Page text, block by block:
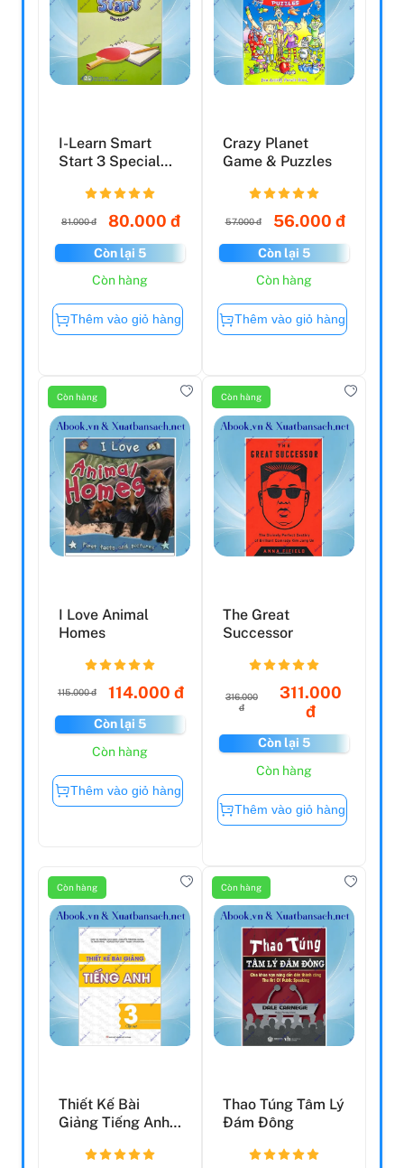
I-Learn Smart
Start 3 Special
(Workbook)
81.000 đ 80.000 đ
Còn lại 5
Còn hàng
Thêm vào giỏ hàng
Crazy Planet
Game & Puzzles
57.000 đ 56.000 đ
Còn lại 5
Còn hàng
Thêm vào giỏ hàng
Còn hàng
I Love Animal
Homes
115.000 đ 114.000 đ
Còn lại 5
Còn hàng
Thêm vào giỏ hàng
Còn hàng
The Great
Successor
316.000
đ
311.000
đ
Còn lại 5
Còn hàng
Thêm vào giỏ hàng
Còn hàng
Thiết Kế Bài
Giảng Tiếng Anh
Còn hàng
Thao Túng Tâm Lý
Đám Đông